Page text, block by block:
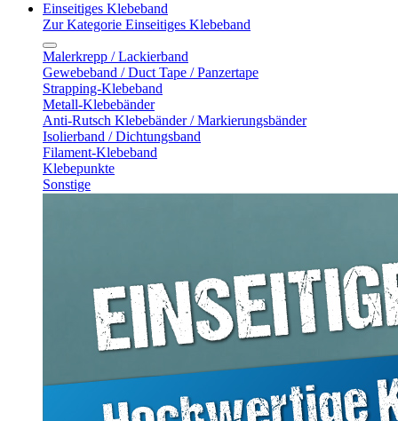
Einseitiges Klebeband
Zur Kategorie Einseitiges Klebeband
Malerkrepp / Lackierband
Gewebeband / Duct Tape / Panzertape
Strapping-Klebeband
Metall-Klebebänder
Anti-Rutsch Klebebänder / Markierungsbänder
Isolierband / Dichtungsband
Filament-Klebeband
Klebepunkte
Sonstige